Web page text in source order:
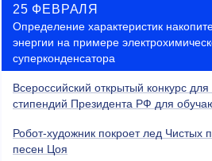
25 ФЕВРАЛЯ
Определение характеристик
энергии на примере
суперконденсатора
Всероссийский открытый конкурс
стипендий Президента РФ для
Робот-художник покроет лед Чистых
песен Цоя